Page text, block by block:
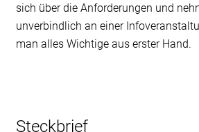
sich über die Anforderungen und
unverbindlich an einer
man alles Wichtige aus erster Hand.
Steckbrief